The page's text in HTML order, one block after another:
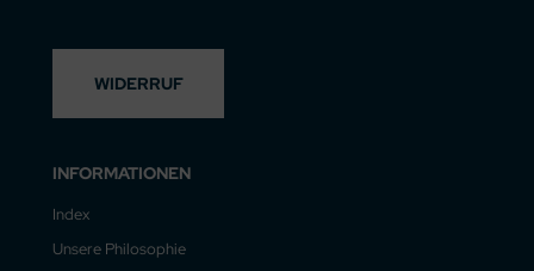
WIDERRUF
INFORMATIONEN
Index
Unsere Philosophie